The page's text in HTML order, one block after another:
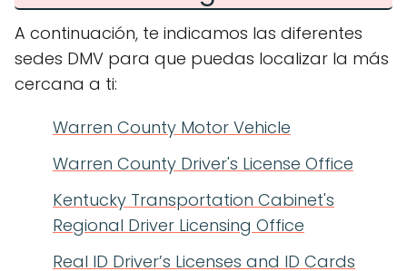
A continuación, te indicamos las diferentes
sedes DMV para que puedas localizar la más
cercana a ti:
Warren County Motor Vehicle
Warren County Driver's License Office
Kentucky Transportation Cabinet's
Regional Driver Licensing Office
Real ID Driver’s Licenses and ID Cards